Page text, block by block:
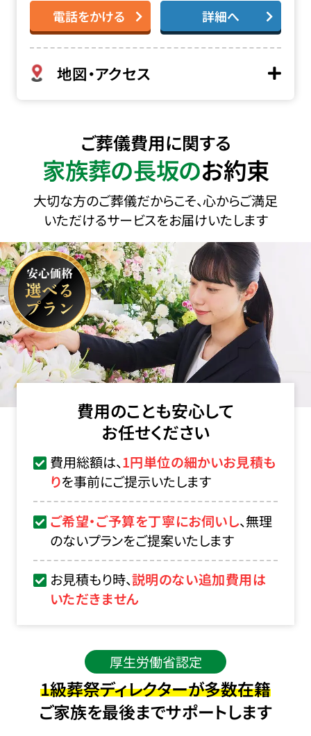
電話をかける 詳細へ
地図・アクセス
ご葬儀費用に関する
家族葬の長坂のお約束
大切な方のご葬儀だからこそ、心からご満足
いただけるサービスをお届けいたします
費用のことも安心して
お任せください
費用総額は、1円単位の細かいお見積も
りを事前にご提示いたします
ご希望・ご予算を丁寧にお伺いし、無理
のないプランをご提案いたします
お見積もり時、説明のない追加費用は
いただきません
厚生労働省認定
1級葬祭ディレクターが多数在籍
ご家族を最後までサポートします